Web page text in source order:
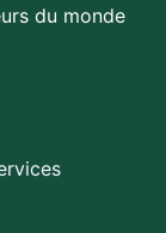
du monde